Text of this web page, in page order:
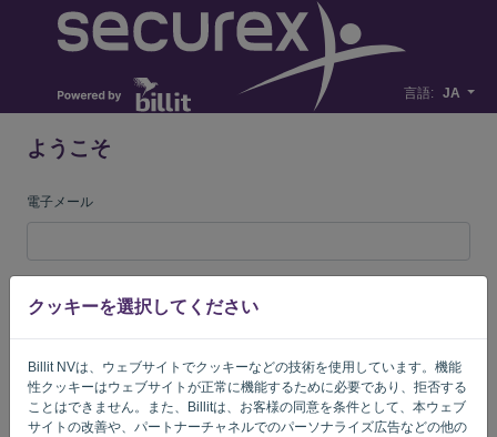
クッキーを選択してください
Billit NVは、ウェブサイトでクッキーなどの技術を使用しています。機能
性クッキーはウェブサイトが正常に機能するために必要であり、拒否する
ことはできません。また、Billitは、お客様の同意を条件として、本ウェブ
サイトの改善や、パートナーチャネルでのパーソナライズ広告などの他の
言語: JA
ようこそ
電子メール
[パスワード]
私を覚えている パスワードを忘れた?
ログイン